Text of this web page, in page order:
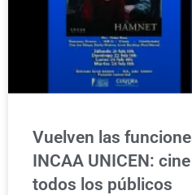
Vuelven las
INCAA UNICEN:
todos los públicos